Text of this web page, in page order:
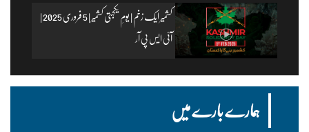
کشمیر ایک زخم | یومِ یکجہتی کشمیر | 5 فروری 2025 |
آئی ایس پی آر
ہمارے بارے میں